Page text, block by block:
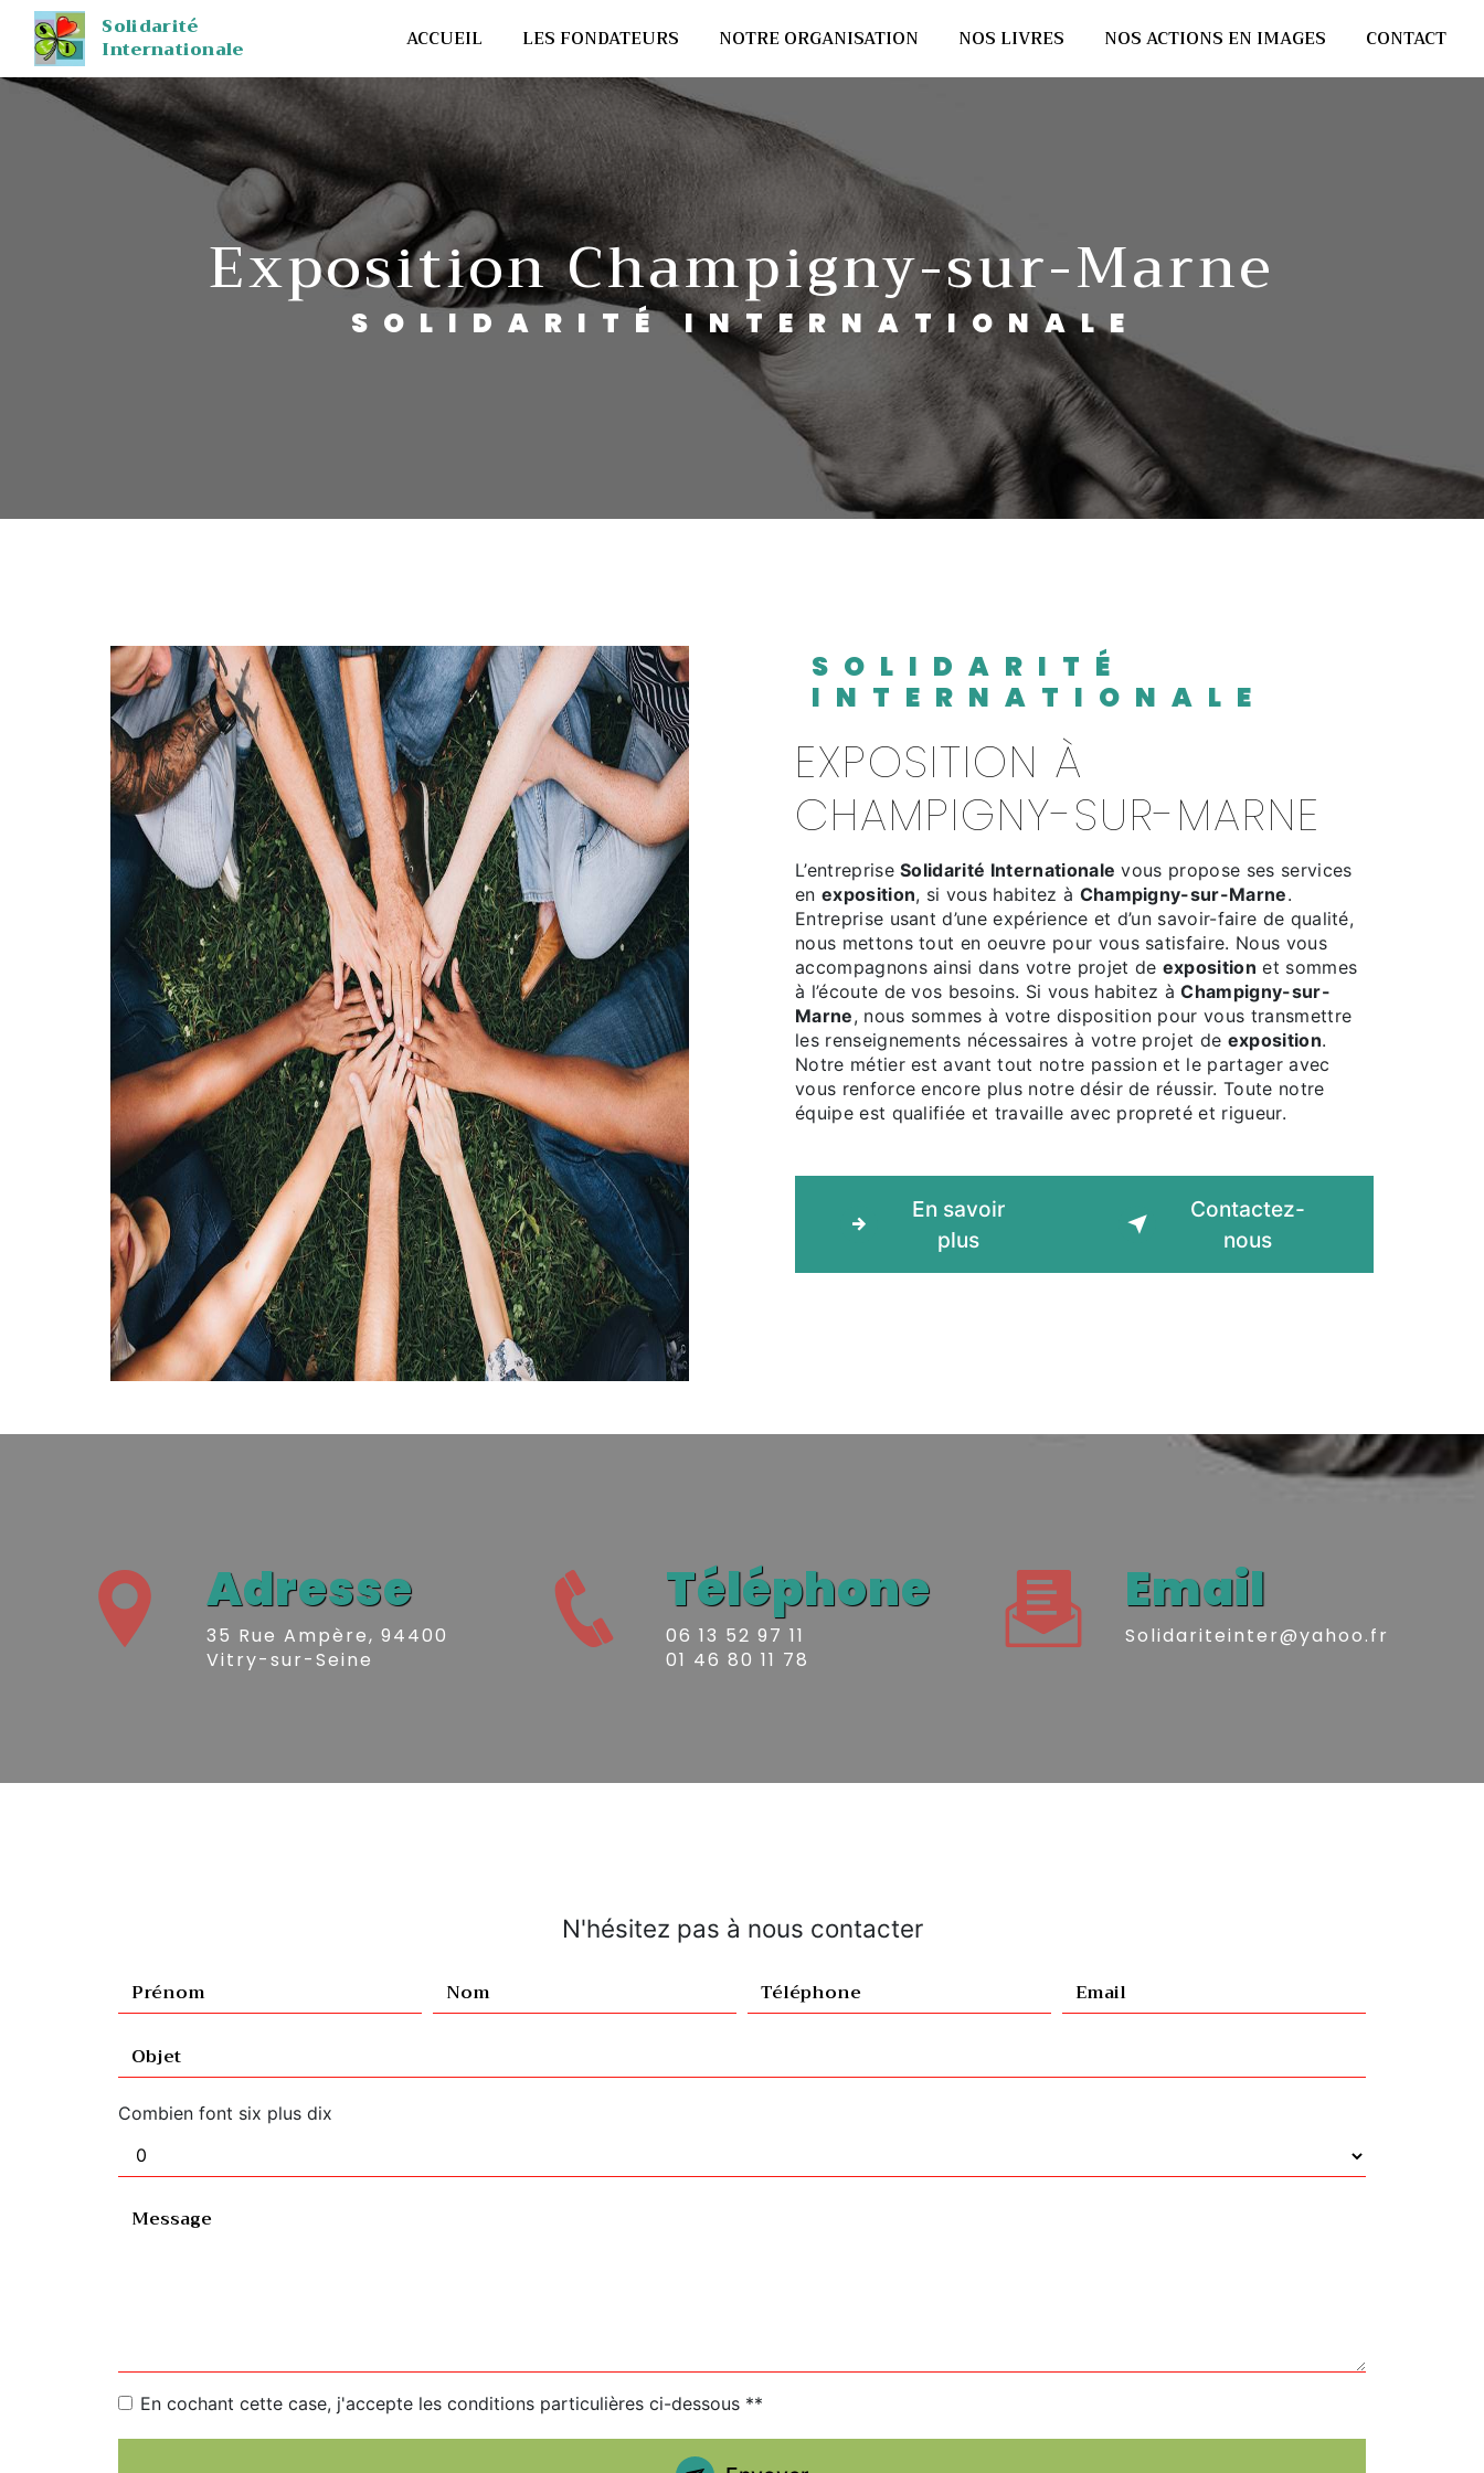
Solidarité
Internationale
ACCUEIL LES FONDATEURS NOTRE ORGANISATION NOS LIVRES NOS ACTIONS EN IMAGES CONTACT
exposition Champigny-sur-Marne
SOLIDARITÉ INTERNATIONALE
SOLIDARITÉ
INTERNATIONALE
EXPOSITION À
CHAMPIGNY-SUR-MARNE
L’entrepriseSolidarité Internationale vous propose ses services
en exposition, si vous habitez à Champigny-sur-Marne.
Entreprise usant d’une expérience et d’un savoir-faire de qualité,
nous mettons tout en oeuvre pour vous satisfaire. Nous vous
accompagnons ainsi dans votre projet de exposition et sommes
à l’écoute de vos besoins. Si vous habitez àChampigny-sur-
Marne, nous sommes à votre disposition pour vous transmettre
les renseignements nécessaires à votre projet de exposition.
Notre métier est avant tout notre passion et le partager avec
vous renforce encore plus notre désir de réussir. Toute notre
équipe est qualifiée et travaille avec propreté et rigueur.
En savoir
plus
Contactez-
nous
Adresse
35 Rue Ampère, 94400
Vitry-sur-Seine
Téléphone
06 13 52 97 11
01 46 80 11 78
Email
solidariteinter@yahoo.fr
N'hésitez pas à nous contacter
Combien font six plus dix
En cochant cette case, j'accepte les conditions particulières ci-dessous **
Panneau de gestion des cookies